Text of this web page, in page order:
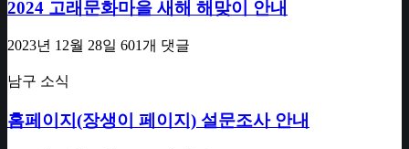
2024 고래문화마을 새해 해맞이 안내
2023년 12월 28일 601개 댓글
남구 소식
홈페이지(장생이 페이지) 설문조사 안내